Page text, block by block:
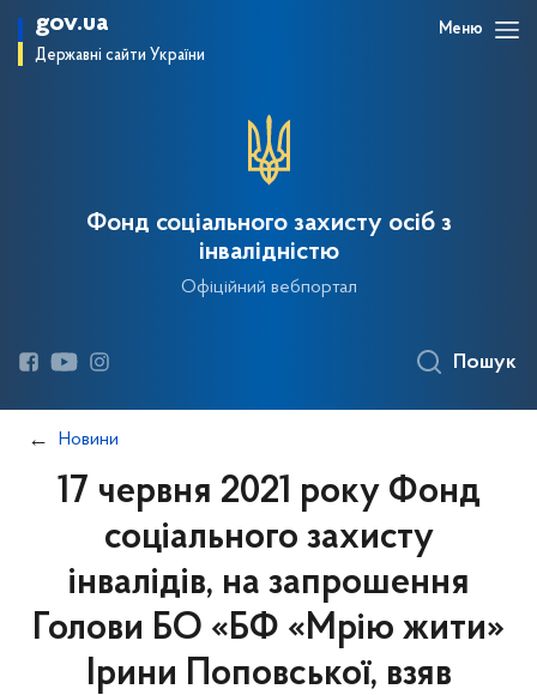
gov.ua
Державні сайти України
Меню
Фонд соціального захисту осіб з
інвалідністю
Офіційний вебпортал
Пошук
Новини
17 червня 2021 року Фонд
соціального захисту
інвалідів, на запрошення
Голови БО «БФ «Мрію жити»
Ірини Поповської, взяв